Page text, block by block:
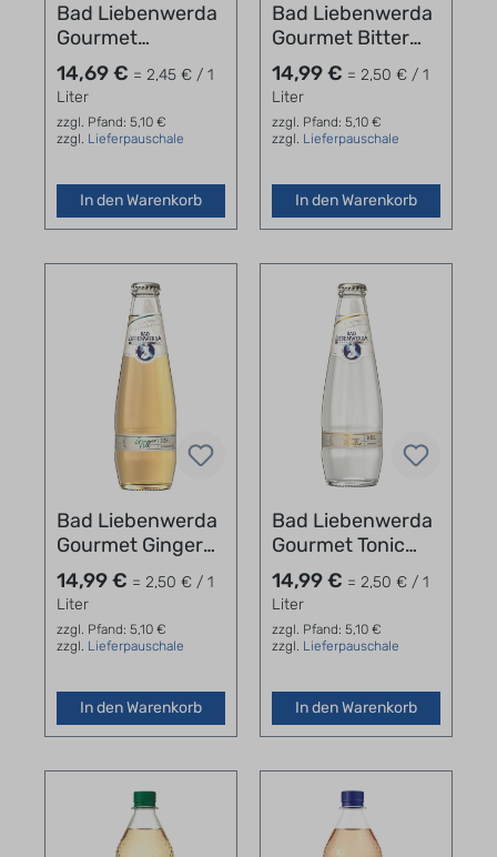
Bad Liebenwerda
Gourmet
Apfelschorle
Kasten 24 x 0,25 l
14,69 € = 2,45 € / 1
Liter
zzgl. Pfand: 5,10 €
zzgl. Lieferpauschale
In den Warenkorb
Bad Liebenwerda
Gourmet Bitter
Lemon Kasten
24x0,25l
14,99 € = 2,50 € / 1
Liter
zzgl. Pfand: 5,10 €
zzgl. Lieferpauschale
In den Warenkorb
Bad Liebenwerda
Gourmet Ginger
Ale Kasten
24x0,25l
14,99 € = 2,50 € / 1
Liter
zzgl. Pfand: 5,10 €
zzgl. Lieferpauschale
In den Warenkorb
Bad Liebenwerda
Gourmet Tonic
Water Kasten
24x0,25l
14,99 € = 2,50 € / 1
Liter
zzgl. Pfand: 5,10 €
zzgl. Lieferpauschale
In den Warenkorb